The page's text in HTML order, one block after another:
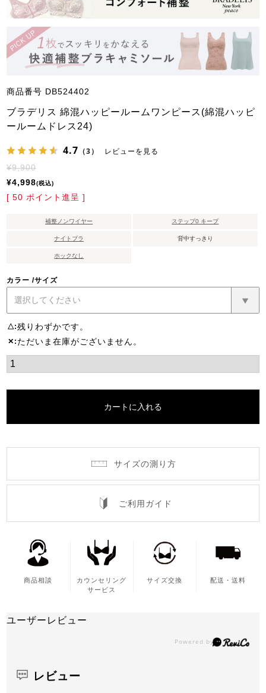
商品番号 DB524402
ブラデリス 綿混ハッピールームワンピース(綿混ハッピ
ールームドレス24)
4.7 （3） レビューを見る
¥9,900
¥4,998 税込
[ 50 ポイント進呈 ]
補整ノンワイヤー ステップ0 キープ
ナイトブラ 背中すっきり
ホックなし
カラー サイズ
△ 残りわずかです。
✕ ただいま在庫がございません。
カートに入れる
サイズの測り方
ご利用ガイド
商品相談
カウンセリング
サービス
サイズ交換 配送・送料
ユーザーレビュー
レビュー